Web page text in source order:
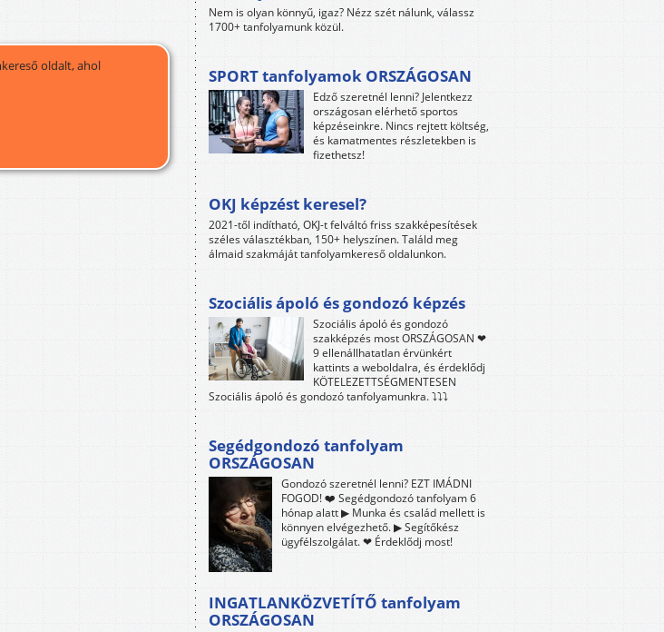
oldalt, ahol
Nem is olyan könnyű, igaz? Nézz szét nálunk, válassz
1700+ tanfolyamunk közül.
SPORT tanfolyamok ORSZÁGOSAN
Edző szeretnél lenni? Jelentkezz
országosan elérhető sportos
képzéseinkre. Nincs rejtett költség,
és kamatmentes részletekben is
fizethetsz!
OKJ képzést keresel?
2021-től indítható, OKJ-t felváltó friss szakképesítések
széles választékban, 150+ helyszínen. Találd meg
álmaid szakmáját tanfolyamkereső oldalunkon.
Szociális ápoló és gondozó képzés
Szociális ápoló és gondozó
szakképzés most ORSZÁGOSAN ❤
9 ellenállhatatlan érvünkért
kattints a weboldalra, és érdeklődj
KÖTELEZETTSÉGMENTESEN
Szociális ápoló és gondozó tanfolyamunkra. ⤵⤵⤵
Segédgondozó tanfolyam
ORSZÁGOSAN
Gondozó szeretnél lenni? EZT IMÁDNI
FOGOD! ❤️ Segédgondozó tanfolyam 6
hónap alatt ▶ Munka és család mellett is
könnyen elvégezhető. ▶ Segítőkész
ügyfélszolgálat. ❤ Érdeklődj most!
INGATLANKÖZVETÍTŐ tanfolyam
ORSZÁGOSAN